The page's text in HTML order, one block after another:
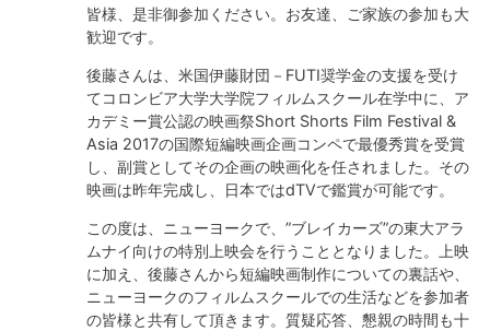
皆様、是非御参加ください。お友達、ご家族の参加も大
歓迎です。
後藤さんは、米国伊藤財団－FUTI奨学金の支援を受け
てコロンビア大学大学院フィルムスクール在学中に、ア
カデミー賞公認の映画祭Short Shorts Film Festival &
Asia 2017の国際短編映画企画コンペで最優秀賞を受賞
し、副賞としてその企画の映画化を任されました。その
映画は昨年完成し、日本ではdTVで鑑賞が可能です。
この度は、ニューヨークで、”ブレイカーズ”の東大アラ
ムナイ向けの特別上映会を行うこととなりました。上映
に加え、後藤さんから短編映画制作についての裏話や、
ニューヨークのフィルムスクールでの生活などを参加者
の皆様と共有して頂きます。質疑応答、懇親の時間も十